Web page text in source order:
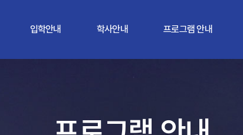
입학안내 학사안내 프로그램 안내